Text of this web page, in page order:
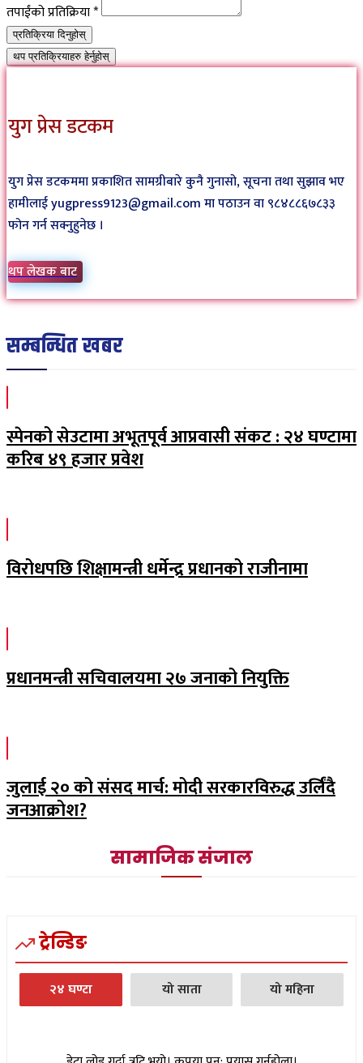
तपाईंको प्रतिक्रिया*
प्रतिक्रिया दिनुहोस्
थप प्रतिक्रियाहरु हेर्नुहोस्
युग प्रेस डटकम
युग प्रेस डटकममा प्रकाशित सामग्रीबारे कुनै गुनासो, सूचना तथा सुझाव भए
हामीलाई yugpress9123@gmail.com मा पठाउन वा ९८४८८६७८३३
फोन गर्न सक्नुहुनेछ ।
थप लेखक बाट
सम्बन्धित खबर
स्पेनको सेउटामा अभूतपूर्व आप्रवासी संकट : २४ घण्टामा
करिब ४९ हजार प्रवेश
विरोधपछि शिक्षामन्त्री धर्मेन्द्र प्रधानको राजीनामा
प्रधानमन्त्री सचिवालयमा २७ जनाको नियुक्ति
जुलाई २० को संसद मार्च: मोदी सरकारविरुद्ध उर्लिंदै
जनआक्रोश?
सामाजिक संजाल
ट्रेन्डिङ
२४ घण्टा यो साता यो महिना